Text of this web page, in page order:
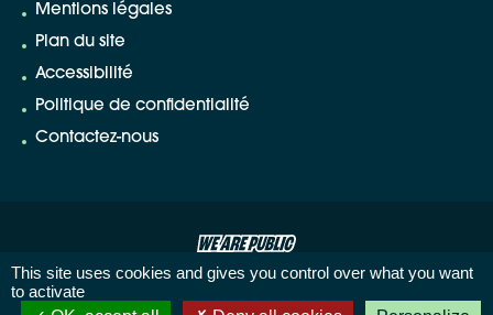
Mentions légales
Plan du site
Accessibilité
Politique de confidentialité
Contactez-nous
This site uses cookies and gives you control over what you want
to activate